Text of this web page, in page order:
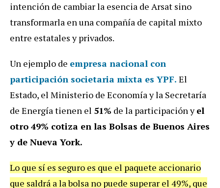
intención de cambiar la esencia de Arsat sino
transformarla en una compañía de capital mixto
entre estatales y privados.
Un ejemplo de empresa nacional con
participación societaria mixta es YPF. El
Estado, el Ministerio de Economía y la Secretaría
de Energía tienen el 51% de la participación yel
otro 49% cotiza en las Bolsas de Buenos Aires
y de Nueva York.
Lo que sí es seguro es que el paquete accionario
que saldrá a la bolsa no puede superar el 49%, que